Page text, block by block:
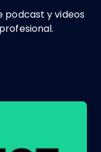
podcast y videos